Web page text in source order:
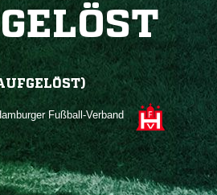
Fußball-Verband